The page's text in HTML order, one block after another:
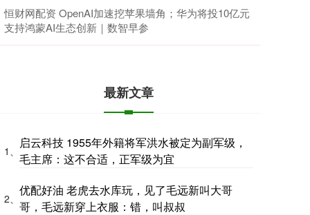
恒财网配资 OpenAI加速挖苹果墙角；华为将投10亿元
支持鸿蒙AI生态创新｜数智早参
最新文章
1、
启云科技 1955年外籍将军洪水被定为副军级，
毛主席：这不合适，正军级为宜
2、
优配好油 老虎去水库玩，见了毛远新叫大哥
哥，毛远新穿上衣服：错，叫叔叔